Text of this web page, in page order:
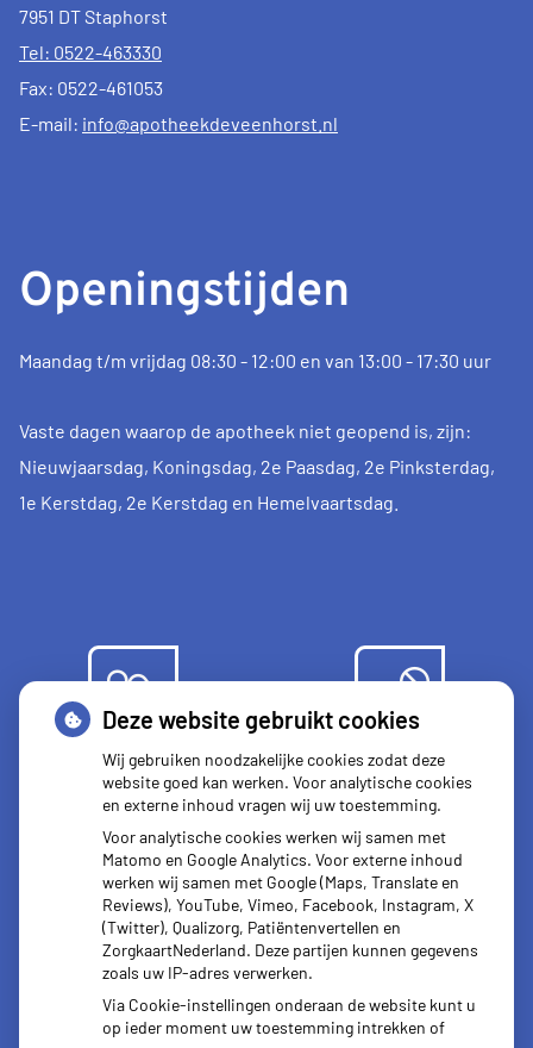
7951 DT Staphorst
Tel: 0522-463330
Fax: 0522-461053
E-mail: info@apotheekdeveenhorst.nl
Openingstijden
Maandag t/m vrijdag 08:30 - 12:00 en van 13:00 - 17:30 uur
Vaste dagen waarop de apotheek niet geopend is, zijn:
Nieuwjaarsdag, Koningsdag, 2e Paasdag, 2e Pinksterdag,
1e Kerstdag, 2e Kerstdag en Hemelvaartsdag.
Herhaal
recepten
Anticonceptie
middelen
Vragen
stellen
Deze website gebruikt cookies
Wij gebruiken noodzakelijke cookies zodat deze
website goed kan werken. Voor analytische cookies
en externe inhoud vragen wij uw toestemming.
Voor analytische cookies werken wij samen met
Matomo en Google Analytics. Voor externe inhoud
werken wij samen met Google (Maps, Translate en
Reviews), YouTube, Vimeo, Facebook, Instagram, X
(Twitter), Qualizorg, Patiëntenvertellen en
ZorgkaartNederland. Deze partijen kunnen gegevens
zoals uw IP-adres verwerken.
Via Cookie-instellingen onderaan de website kunt u
op ieder moment uw toestemming intrekken of